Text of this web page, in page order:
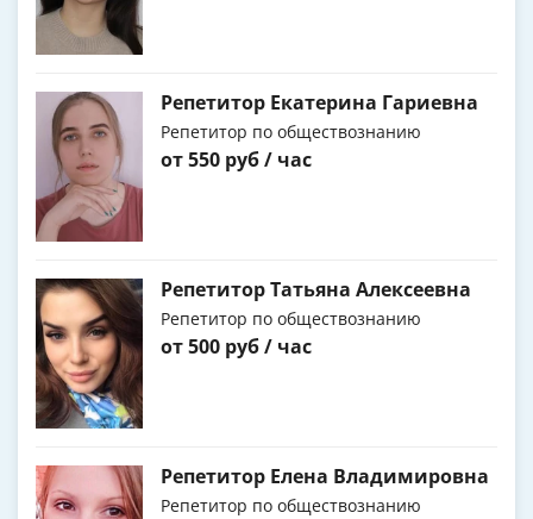
Репетитор Екатерина Гариевна
Репетитор по обществознанию
от 550 руб / час
Репетитор Татьяна Алексеевна
Репетитор по обществознанию
от 500 руб / час
Репетитор Елена Владимировна
Репетитор по обществознанию